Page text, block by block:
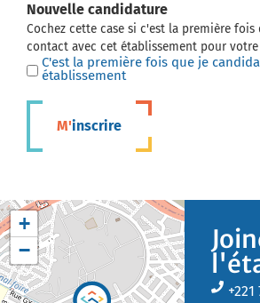
Nouvelle candidature
Cochez cette case si c'est la première fois
contact avec cet établissement pour
C'est la première fois que je
établissement
M'inscrire
+
−
+221